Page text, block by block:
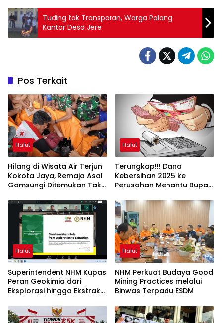
Tuding tak Transparan, Warga Palang
Kantor Desa Jere
Pos Terkait
Halut
Hilang di Wisata Air Terjun
Kokota Jaya, Remaja Asal
Gamsungi Ditemukan Tak
Halut
Terungkap!!! Dana
Kebersihan 2025 ke
Perusahan Menantu Bupati
Halut
Superintendent NHM Kupas
Peran Geokimia dari
Eksplorasi hingga Ekstraksi
UNG
Halut
NHM Perkuat Budaya Good
Mining Practices melalui
Binwas Terpadu ESDM